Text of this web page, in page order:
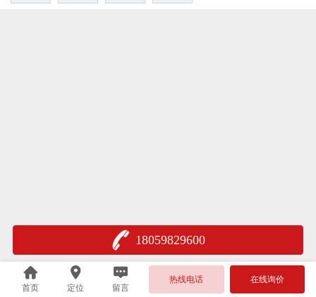
18059829600
首页 定位 留言
热线电话 在线询价